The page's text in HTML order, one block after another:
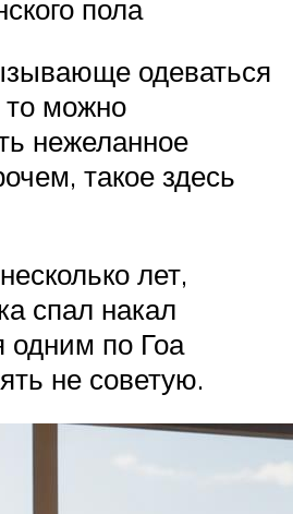
пола
одеваться
то можно
нежеланное
такое здесь
лет,
спал накал
одним по Гоа
не советую.